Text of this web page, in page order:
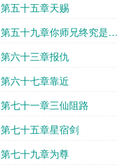
第五十五章天赐
第五十九章你师兄终究是你
师兄
第六十三章报仇
第六十七章靠近
第七十一章三仙阻路
第七十五章星宿剑
第七十九章为尊